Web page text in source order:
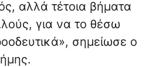
αλλά τέτοια βήματα
για να το θέσω
σημείωσε ο